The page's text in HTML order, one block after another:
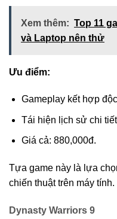
Xem thêm: Top 11
và Laptop nên thử
Ưu điểm:
Gameplay kết hợp
Tái hiện lịch sử chi
Giá cả: 880,000đ.
Tựa game này là lựa
chiến thuật trên máy tính.
Dynasty Warriors 9